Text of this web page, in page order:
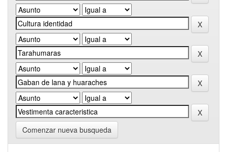
Comenzar nueva busqueda